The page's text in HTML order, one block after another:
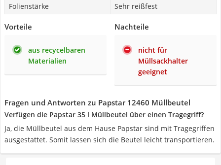
Folienstärke
Sehr reißfest
Vorteile
aus recycelbaren
Materialien
Nachteile
nicht für
Müllsackhalter
geeignet
Fragen und Antworten zu Papstar 12460 Müllbeutel
Verfügen die Papstar 35 l Müllbeutel über einen Tragegriff?
Ja, die Müllbeutel aus dem Hause Papstar sind mit Tragegriffen
ausgestattet. Somit lassen sich die Beutel leicht transportieren.